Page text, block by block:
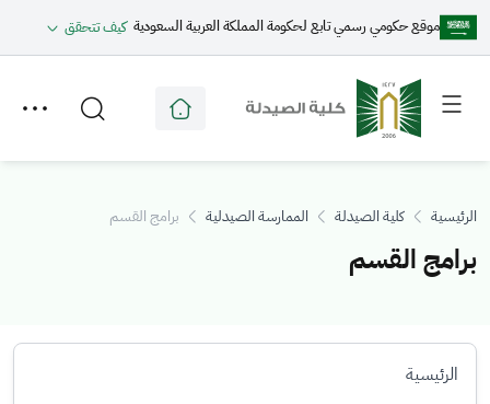
موقع حكومي رسمي تابع لحكومة المملكة العربية السعودية كيف تتحقق
Toggle
menu
Toggle
secondary
menu
الرئيسية كلية الصيدلة الممارسة الصيدلية برامج القسم
برامج القسم
الرئيسية